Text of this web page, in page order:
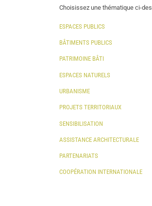
Choisissez une thématique ci-
ESPACES PUBLICS
BÂTIMENTS PUBLICS
PATRIMOINE BÂTI
ESPACES NATURELS
URBANISME
PROJETS TERRITORIAUX
SENSIBILISATION
ASSISTANCE ARCHITECTURALE
PARTENARIATS
COOPÉRATION INTERNATIONALE